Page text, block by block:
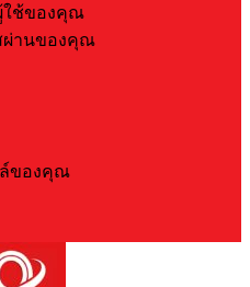
ใช้ของคุณ
ผ่านของคุณ
ล์ของคุณ